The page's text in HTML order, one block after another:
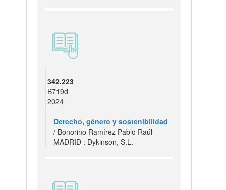
342.223
B719d
2024
Derecho, género y sostenibilidad
/ Bonorino Ramírez Pablo Raúl
MADRID : Dykinson, S.L.